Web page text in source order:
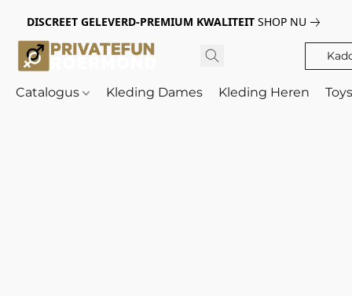
DISCREET GELEVERD-PREMIUM KWALITEIT SHOP NU
Catalogus Kleding Dames Kleding Heren